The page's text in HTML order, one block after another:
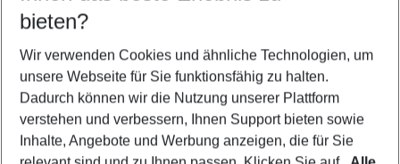
2 Erwachsene Keine Kinder
Mehr Filter anzeigen
bieten?
Wir verwenden Cookies und ähnliche Technologien, um
unsere Webseite für Sie funktionsfähig zu halten.
Dadurch können wir die Nutzung unserer Plattform
verstehen und verbessern, Ihnen Support bieten sowie
Inhalte, Angebote und Werbung anzeigen, die für Sie